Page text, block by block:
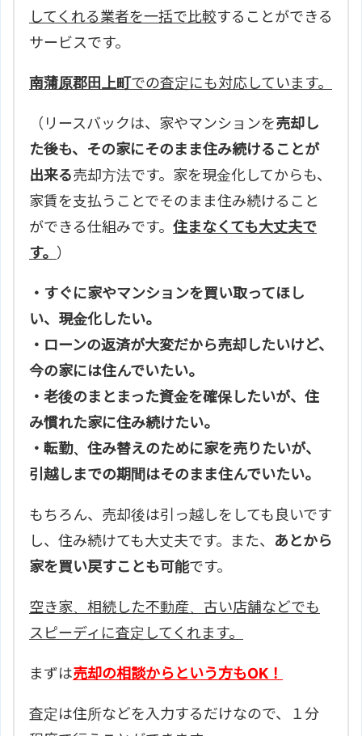
してくれる業者を一括で比較することができる
サービスです。
南蒲原郡田上町での査定にも対応しています。
（リースバックは、家やマンションを売却し
た後も、その家にそのまま住み続けることが
出来る売却方法です。家を現金化してからも、
家賃を支払うことでそのまま住み続けること
ができる仕組みです。 住まなくても大丈夫で
す。 ）
・すぐに家やマンションを買い取ってほし
い、現金化したい。
・ローンの返済が大変だから売却したいけど、
今の家には住んでいたい。
・老後のまとまった資金を確保したいが、住
み慣れた家に住み続けたい。
・転勤、住み替えのために家を売りたいが、
引越しまでの期間はそのまま住んでいたい。
もちろん、売却後は引っ越しをしても良いです
し、住み続けても大丈夫です。また、 あとから
家を買い戻すことも可能です。
空き家、相続した不動産、古い店舗などでも
スピーディに査定してくれます。
まずは売却の相談からという方もOK！
査定は住所などを入力するだけなので、１分